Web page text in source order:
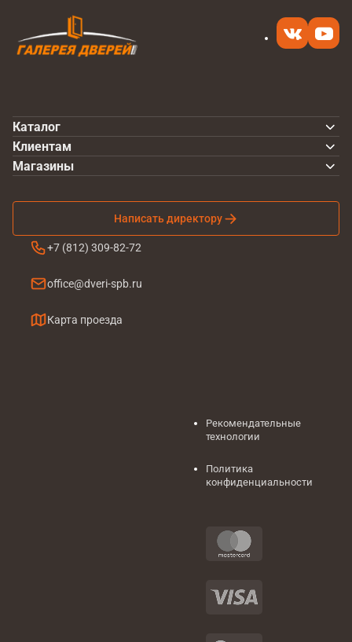
Каталог
Клиентам
Написать директору
+7 (812) 309-82-72
office@dveri-spb.ru
Карта проезда
Магазины
Рекомендательные
технологии
Политика
конфиденциальности